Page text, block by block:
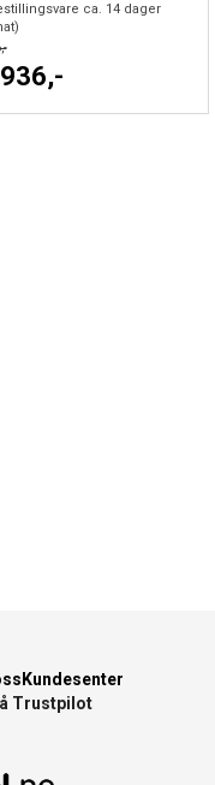
ca. 14dager
Kundesenter
Trustpilot